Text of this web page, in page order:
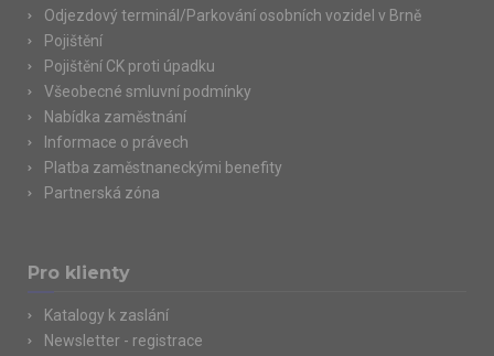
Odjezdový terminál/Parkování osobních vozidel v Brně
Pojištění
Pojištění CK proti úpadku
Všeobecné smluvní podmínky
Nabídka zaměstnání
Informace o právech
Platba zaměstnaneckými benefity
Partnerská zóna
Pro klienty
Katalogy k zaslání
Newsletter - registrace